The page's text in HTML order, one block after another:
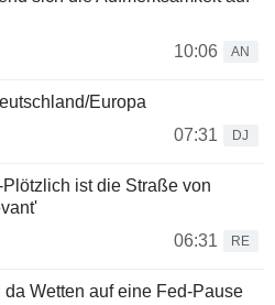
10:06
AN
Europa
07:31
DJ
ist die Straße von
06:31
RE
Wetten auf eine Fed-Pause